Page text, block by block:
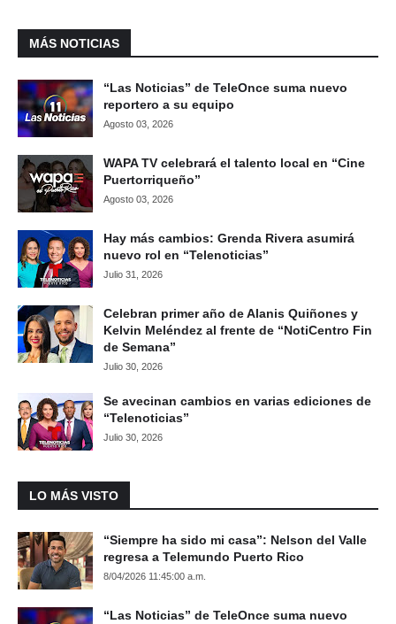
MÁS NOTICIAS
“Las Noticias” de TeleOnce suma nuevo
reportero a su equipo
Agosto 03, 2026
WAPA TV celebrará el talento local en “Cine
Puertorriqueño”
Agosto 03, 2026
Hay más cambios: Grenda Rivera asumirá
nuevo rol en “Telenoticias”
Julio 31, 2026
Celebran primer año de Alanis Quiñones y
Kelvin Meléndez al frente de “NotiCentro Fin
de Semana”
Julio 30, 2026
Se avecinan cambios en varias ediciones de
“Telenoticias”
Julio 30, 2026
LO MÁS VISTO
“Siempre ha sido mi casa”: Nelson del Valle
regresa a Telemundo Puerto Rico
8/04/2026 11:45:00 a.m.
“Las Noticias” de TeleOnce suma nuevo